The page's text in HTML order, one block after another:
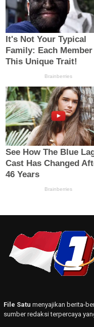
File Satu menyajikan berita-
sumber redaksi terpercaya